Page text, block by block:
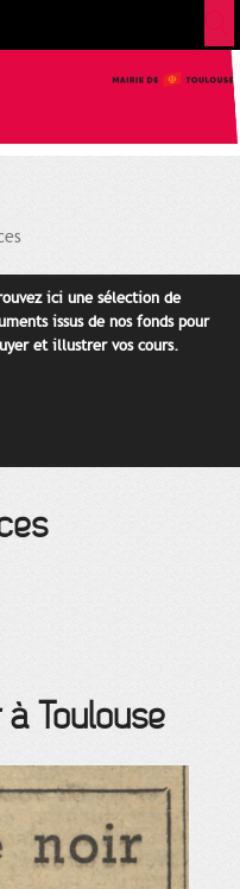
ici une sélection de
issus de nos fonds pour
et illustrer vos cours.
Toulouse